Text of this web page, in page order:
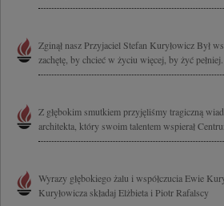
Zginął nasz Przyjaciel Stefan Kuryłowicz Był
zachętę, by chcieć w życiu więcej, by żyć
Z głębokim smutkiem przyjęliśmy tragiczną
architekta, który swoim talentem wspierał
Wyrazy głębokiego żalu i współczucia Ewie
Kuryłowicza składaj Elżbieta i Piotr Rafalscy